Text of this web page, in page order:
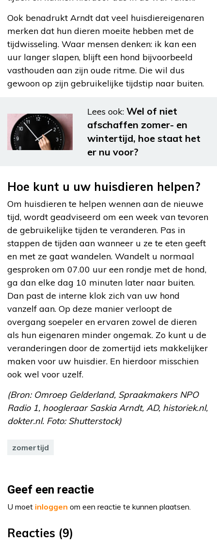
Ook benadrukt Arndt dat veel huisdiereigenaren
merken dat hun dieren moeite hebben met de
tijdwisseling. Waar mensen denken: ik kan een
uur langer slapen, blijft een hond bijvoorbeeld
vasthouden aan zijn oude ritme. Die wil dus
gewoon op zijn gebruikelijke tijdstip naar buiten.
Lees ook: Wel of niet
afschaffen zomer- en
wintertijd, hoe staat het
er nu voor?
Hoe kunt u uw huisdieren helpen?
Om huisdieren te helpen wennen aan de nieuwe
tijd, wordt geadviseerd om een week van tevoren
de gebruikelijke tijden te veranderen. Pas in
stappen de tijden aan wanneer u ze te eten geeft
en met ze gaat wandelen. Wandelt u normaal
gesproken om 07.00 uur een rondje met de hond,
ga dan elke dag 10 minuten later naar buiten.
Dan past de interne klok zich van uw hond
vanzelf aan. Op deze manier verloopt de
overgang soepeler en ervaren zowel de dieren
als hun eigenaren minder ongemak. Zo kunt u de
veranderingen door de zomertijd iets makkelijker
maken voor uw huisdier. En hierdoor misschien
ook wel voor uzelf.
(Bron: Omroep Gelderland, Spraakmakers NPO
Radio 1, hoogleraar Saskia Arndt, AD, historiek.nl,
dokter.nl. Foto: Shutterstock)
zomertijd
Geef een reactie
U moet inloggen om een reactie te kunnen plaatsen.
Reacties (9)